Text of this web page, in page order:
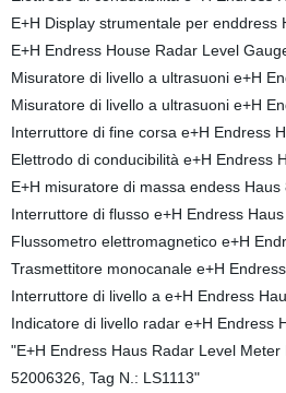
E+H Display strumentale per enddress
E+H Endress House Radar Level
Misuratore di livello a ultrasuoni e+H
Misuratore di livello a ultrasuoni e+H
Interruttore di fine corsa e+H Endress
Elettrodo di conducibilità e+H Endress
E+H misuratore di massa endess Haus
Interruttore di flusso e+H Endress
Flussometro elettromagnetico e+H
Trasmettitore monocanale e+H
Interruttore di livello a e+H Endress
Indicatore di livello radar e+H Endress
"E+H Endress Haus Radar Level Meter
52006326, Tag N.: LS1113"